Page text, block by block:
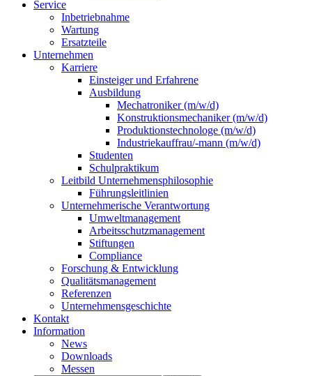
Service
Inbetriebnahme
Wartung
Ersatzteile
Unternehmen
Karriere
Einsteiger und Erfahrene
Ausbildung
Mechatroniker (m/w/d)
Konstruktionsmechaniker (m/w/d)
Produktionstechnologe (m/w/d)
Industriekauffrau/-mann (m/w/d)
Studenten
Schulpraktikum
Leitbild Unternehmensphilosophie
Führungsleitlinien
Unternehmerische Verantwortung
Umweltmanagement
Arbeitsschutzmanagement
Stiftungen
Compliance
Forschung & Entwicklung
Qualitätsmanagement
Referenzen
Unternehmensgeschichte
Kontakt
Information
News
Downloads
Messen